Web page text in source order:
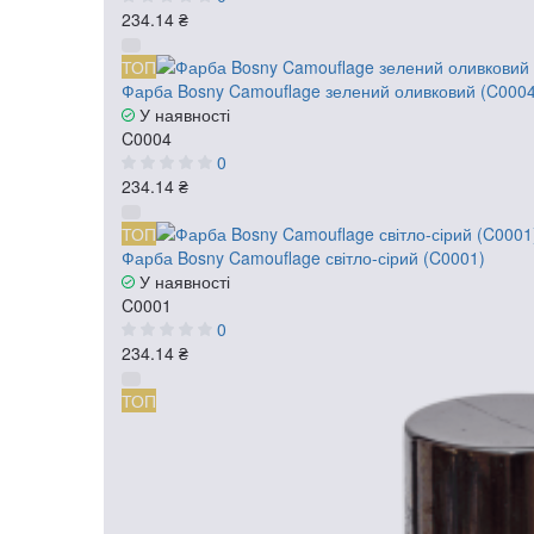
234.14 ₴
ТОП
Фарба Bosny Camouflage зелений оливковий
У наявності
C0004
0
234.14 ₴
ТОП
Фарба Bosny Camouflage світло-сірий (C0001)
У наявності
C0001
0
234.14 ₴
ТОП